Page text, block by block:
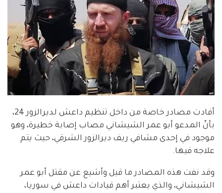
أفادت مصادر خاصة من داخل تنظيم داعش لديرالزور 24،
بأنّ المدعو أبو عمر الشيشاني مصاب إصابة خطيرة، وهو
موجود في إحدى مشافي ريف ديرالزور الشرقي، حيث يتم
علاجه فيها.
وقد نفت هذه المصادر ما قيل وأشيع عن مقتل أبو عمر
الشيشاني، والذي يعتبر أهم قيادات داعش في سوريا،